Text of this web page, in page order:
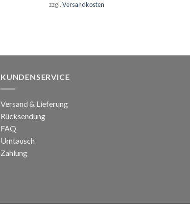
zzgl.Versandkosten
KUNDENSERVICE
Versand & Lieferung
Rücksendung
FAQ
Umtausch
Zahlung